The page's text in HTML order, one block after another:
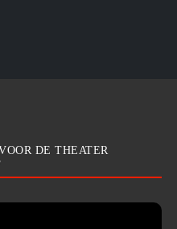
DE THEATER